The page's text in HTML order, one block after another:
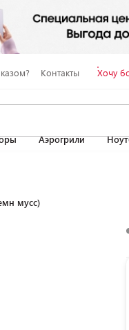
Контакты Хочу
Аэрогрили
мусс)